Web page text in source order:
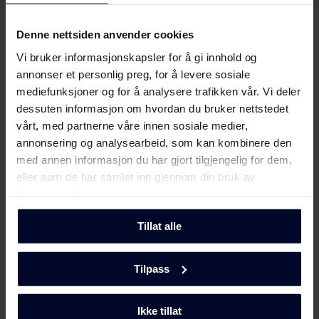
Denne nettsiden anvender cookies
Vi bruker informasjonskapsler for å gi innhold og
annonser et personlig preg, for å levere sosiale
mediefunksjoner og for å analysere trafikken vår. Vi deler
dessuten informasjon om hvordan du bruker nettstedet
vårt, med partnerne våre innen sosiale medier,
annonsering og analysearbeid, som kan kombinere den
med annen informasjon du har gjort tilgjengelig for dem,
eller som de har samlet inn gjennom din bruk av
Tillat alle
Tilpass
Ikke tillat
FilerLast ned
Energimerking
Energimerke Last ned
Produktdatablad
Produktkort
Sikkerhetsinformasjon og